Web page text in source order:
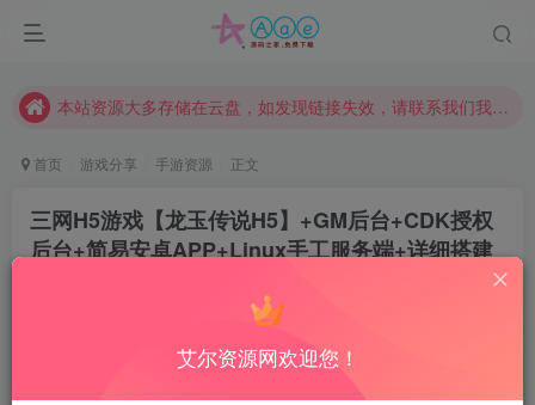
本站评论功能已从新开启！欢迎大家踊跃讨论！（用户每日活跃可得积分数量增加至600，加速获得更多免费资源！）
本站一律禁止以任何方式发布或转载任何违法的相关信息，访客发现请向站长举报
本网站的文章部分内容可能来源于网络，仅供大家学习与参考，如有侵权，请联系站长QQ466107887进行删除处理。
首页 游戏分享 手游资源 正文
三网H5游戏【龙玉传说H5】+GM后台+CDK授权
后台+简易安卓APP+Linux手工服务端+详细搭建
艾尔资源网欢迎您！